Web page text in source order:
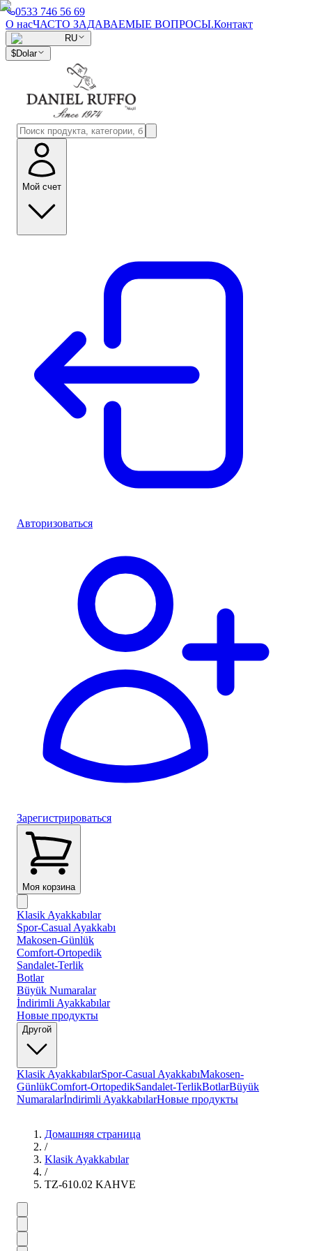
0533 746 56 69
О насЧАСТО ЗАДАВАЕМЫЕ ВОПРОСЫ.Контакт
RU
$Dolar
Мой счет
Авторизоваться
Зарегистрироваться
Моя корзина
Klasik Ayakkabılar
Spor-Casual Ayakkabı
Makosen-Günlük
Comfort-Ortopedik
Sandalet-Terlik
Botlar
Büyük Numaralar
İndirimli Ayakkabılar
Новые продукты
Другой
Klasik AyakkabılarSpor-Casual AyakkabıMakosen-
GünlükComfort-OrtopedikSandalet-TerlikBotlarBüyük
Numaralarİndirimli AyakkabılarНовые продукты
Домашняя страница
/
Klasik Ayakkabılar
/
TZ-610.02 KAHVE